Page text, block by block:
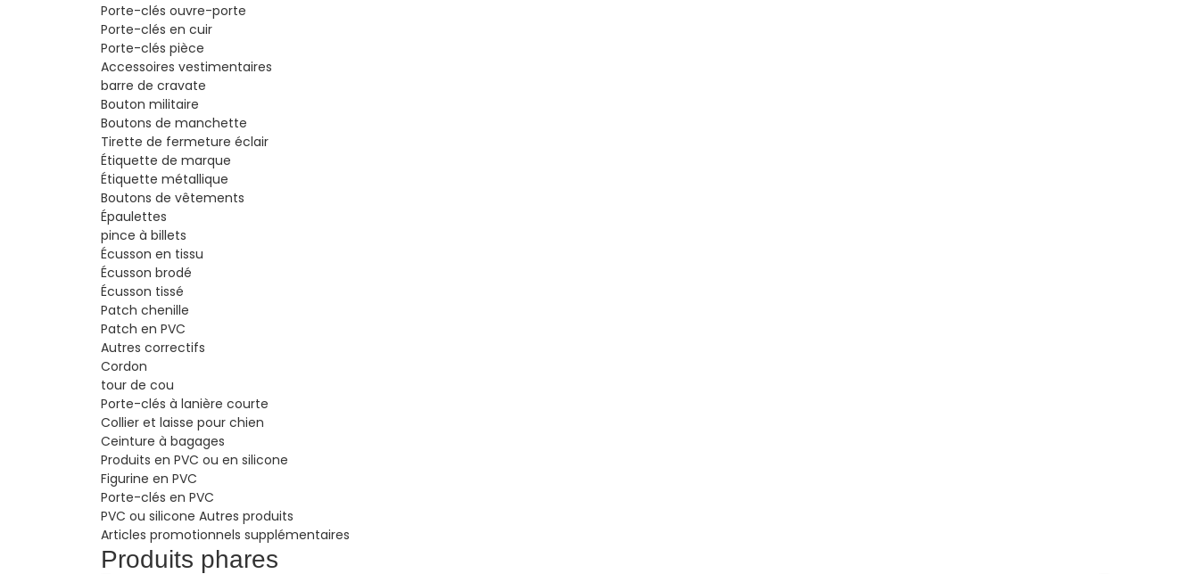
Porte-clés ouvre-porte
Porte-clés en cuir
Porte-clés pièce
Accessoires vestimentaires
barre de cravate
Bouton militaire
Boutons de manchette
Tirette de fermeture éclair
Étiquette de marque
Étiquette métallique
Boutons de vêtements
Épaulettes
pince à billets
Écusson en tissu
Écusson brodé
Écusson tissé
Patch chenille
Patch en PVC
Autres correctifs
Cordon
tour de cou
Porte-clés à lanière courte
Collier et laisse pour chien
Ceinture à bagages
Produits en PVC ou en silicone
Figurine en PVC
Porte-clés en PVC
PVC ou silicone Autres produits
Articles promotionnels supplémentaires
Produits phares